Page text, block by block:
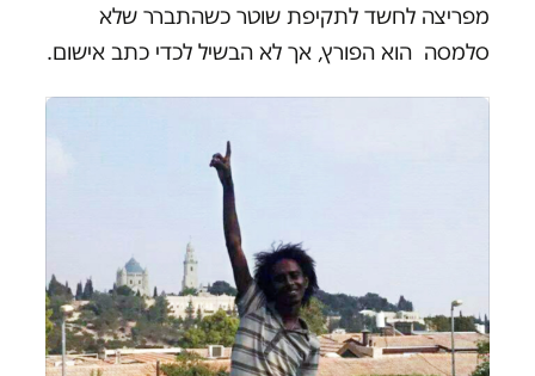
מפריצה לחשד לתקיפת שוטר כשהתברר שלא
סלמסה הוא הפורץ, אך לא הבשיל לכדי כתב אישום.